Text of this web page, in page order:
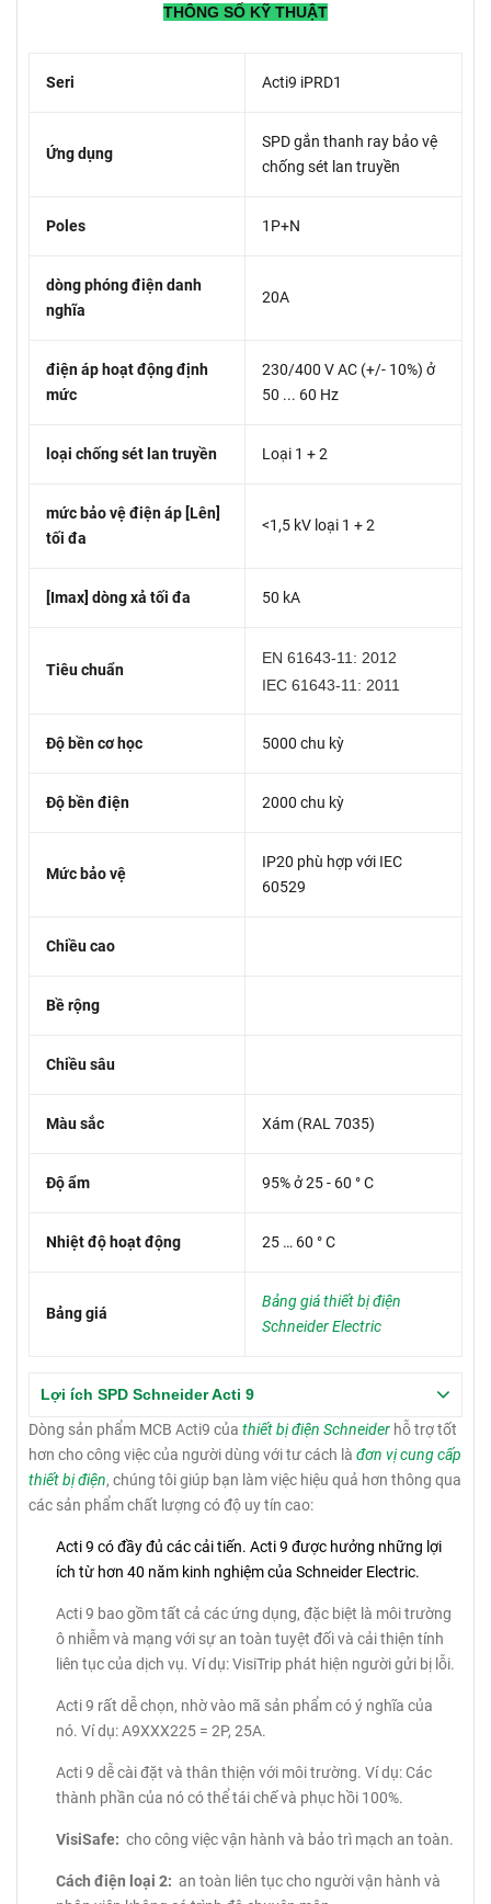
THÔNG SỐ KỸ THUẬT
Seri Acti9 iPRD1
Ứng dụng
SPD gắn thanh ray bảo vệ
chống sét lan truyền
Poles 1P+N
dòng phóng điện danh
nghĩa
20A
điện áp hoạt động định
mức
230/400 V AC (+/- 10%) ở
50 ... 60 Hz
loại chống sét lan truyền Loại 1 + 2
mức bảo vệ điện áp [Lên]
tối đa
<1,5 kV loại 1 + 2
[Imax] dòng xả tối đa 50 kA
Tiêu chuẩn
EN 61643-11: 2012
IEC 61643-11: 2011
Độ bền cơ học 5000 chu kỳ
Độ bền điện 2000 chu kỳ
Mức bảo vệ
IP20 phù hợp với IEC
60529
Chiều cao
Bề rộng
Chiều sâu
Màu sắc Xám (RAL 7035)
Độ ẩm 95% ở 25 - 60 ° C
Nhiệt độ hoạt động 25 … 60 ° C
Bảng giá
Bảng giá thiết bị điện
Schneider Electric
Lợi ích SPD Schneider Acti 9
Dòng sản phẩm MCB Acti9 của thiết bị điện Schneider hỗ trợ tốt
hơn cho công việc của người dùng với tư cách là đơn vị cung cấp
thiết bị điện, chúng tôi giúp bạn làm việc hiệu quả hơn thông qua
các sản phẩm chất lượng có độ uy tín cao:
Acti 9 có đầy đủ các cải tiến. Acti 9 được hưởng những lợi
ích từ hơn 40 năm kinh nghiệm của Schneider Electric.
Acti 9 bao gồm tất cả các ứng dụng, đặc biệt là môi trường
ô nhiễm và mạng với sự an toàn tuyệt đối và cải thiện tính
liên tục của dịch vụ. Ví dụ: VisiTrip phát hiện người gửi bị lỗi.
Acti 9 rất dễ chọn, nhờ vào mã sản phẩm có ý nghĩa của
nó. Ví dụ: A9XXX225 = 2P, 25A.
Acti 9 dễ cài đặt và thân thiện với môi trường. Ví dụ: Các
thành phần của nó có thể tái chế và phục hồi 100%.
VisiSafe: cho công việc vận hành và bảo trì mạch an toàn.
Cách điện loại 2: an toàn liên tục cho người vận hành và